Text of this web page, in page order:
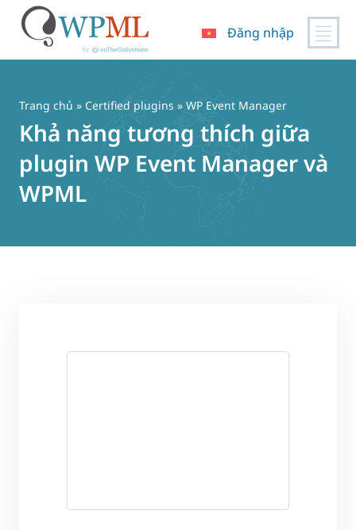
Đăng nhập
Trang chủ » Certified plugins » WP Event Manager
Khả năng tương thích giữa
plugin WP Event Manager và
WPML